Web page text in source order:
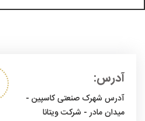
آدرس:
آدرس شهرک صنعتی کاسپین -
میدان مادر - شرکت ویتانا